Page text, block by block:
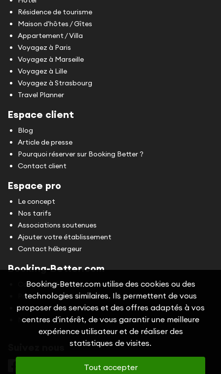
Résidence de tourisme
Maison d'hôtes / Gîtes
Appartement / Villa
Voyagez à Paris
Voyagez à Marseille
Voyagez à Lille
Voyagez à Strasbourg
Travel Planner
Espace client
Blog
Article de presse
Pourquoi réserver sur Booking Better ?
Contact client
Espace pro
Le concept
Nos tarifs
Associations soutenues
Ajouter votre établissement
Contact hébergeur
Booking-Better.com
Conditions Générales d'Utilisation (CGU)
Politique de confidentialité
Cookies
Mentions légales
Booking-Better.com utilise des cookies ou des
technologies similaires. Ils permettent de vous
proposer des services et des offres adaptés à vos
centres d’intérêt, de vous garantir une meilleure
expérience utilisateur et de réaliser des
statistiques de visites.
Tout accepter